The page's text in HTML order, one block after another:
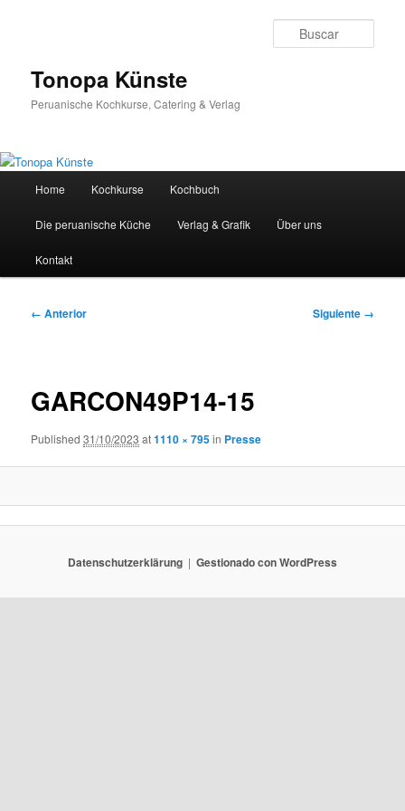
Tonopa Künste
Peruanische Kochkurse, Catering & Verlag
principal
Home Kochkurse Kochbuch
Die peruanische Küche Verlag & Grafik Über uns
Kontakt
Navegador
← Anterior Siguiente →
GARCON49P14-15
Published31/10/2023 at1110 × 795in Presse
Datenschutzerklärung Gestionado con WordPress